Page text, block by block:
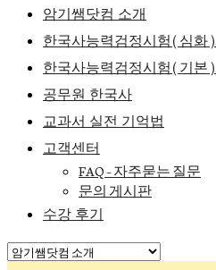
암기쌤닷컴 소개
한국사능력검정시험(심화)
한국사능력검정시험(기본)
공무원 한국사
교과서 실전 기억법
고객센터
FAQ – 자주묻는 질문
문의 게시판
수강 후기